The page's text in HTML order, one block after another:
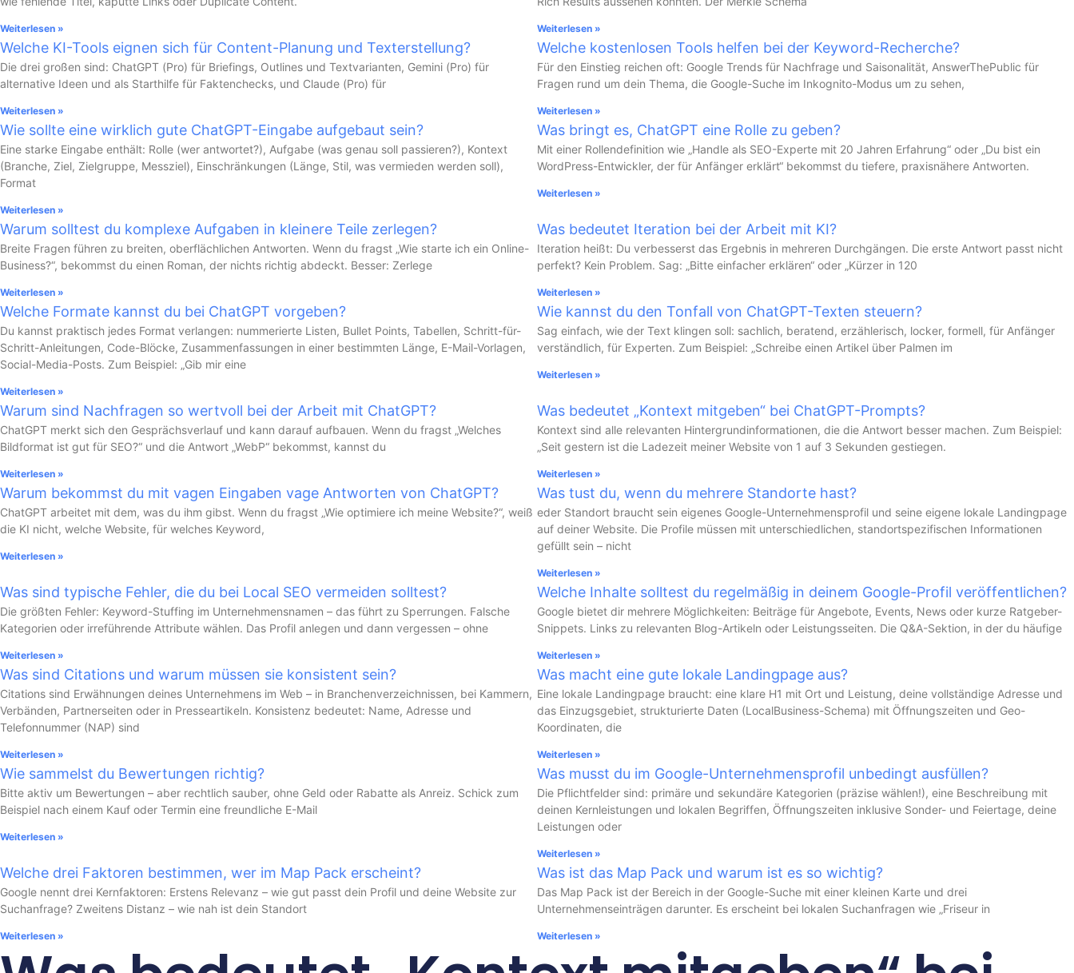
Weiterlesen » Weiterlesen »
Welche KI-Tools eignen sich für Content-Planung und Texterstellung?
Die drei großen sind: ChatGPT (Pro) für Briefings, Outlines und Textvarianten, Gemini (Pro) für
alternative Ideen und als Starthilfe für Faktenchecks, und Claude (Pro) für
Weiterlesen »
Welche kostenlosen Tools helfen bei der Keyword-Recherche?
Für den Einstieg reichen oft: Google Trends für Nachfrage und Saisonalität, AnswerThePublic für
Fragen rund um dein Thema, die Google-Suche im Inkognito-Modus um zu sehen,
Weiterlesen »
Wie sollte eine wirklich gute ChatGPT-Eingabe aufgebaut sein?
Eine starke Eingabe enthält: Rolle (wer antwortet?), Aufgabe (was genau soll passieren?), Kontext
(Branche, Ziel, Zielgruppe, Messziel), Einschränkungen (Länge, Stil, was vermieden werden soll),
Format
Weiterlesen »
Was bringt es, ChatGPT eine Rolle zu geben?
Mit einer Rollendefinition wie „Handle als SEO-Experte mit 20 Jahren Erfahrung“ oder „Du bist ein
WordPress-Entwickler, der für Anfänger erklärt“ bekommst du tiefere, praxisnähere Antworten.
Weiterlesen »
Warum solltest du komplexe Aufgaben in kleinere Teile zerlegen?
Breite Fragen führen zu breiten, oberflächlichen Antworten. Wenn du fragst „Wie starte ich ein Online-
Business?“, bekommst du einen Roman, der nichts richtig abdeckt. Besser: Zerlege
Weiterlesen »
Was bedeutet Iteration bei der Arbeit mit KI?
Iteration heißt: Du verbesserst das Ergebnis in mehreren Durchgängen. Die erste Antwort passt nicht
perfekt? Kein Problem. Sag: „Bitte einfacher erklären“ oder „Kürzer in 120
Weiterlesen »
Welche Formate kannst du bei ChatGPT vorgeben?
Du kannst praktisch jedes Format verlangen: nummerierte Listen, Bullet Points, Tabellen, Schritt-für-
Schritt-Anleitungen, Code-Blöcke, Zusammenfassungen in einer bestimmten Länge, E-Mail-Vorlagen,
Social-Media-Posts. Zum Beispiel: „Gib mir eine
Weiterlesen »
Wie kannst du den Tonfall von ChatGPT-Texten steuern?
Sag einfach, wie der Text klingen soll: sachlich, beratend, erzählerisch, locker, formell, für Anfänger
verständlich, für Experten. Zum Beispiel: „Schreibe einen Artikel über Palmen im
Weiterlesen »
Warum sind Nachfragen so wertvoll bei der Arbeit mit ChatGPT?
ChatGPT merkt sich den Gesprächsverlauf und kann darauf aufbauen. Wenn du fragst „Welches
Bildformat ist gut für SEO?“ und die Antwort „WebP“ bekommst, kannst du
Weiterlesen »
Was bedeutet „Kontext mitgeben“ bei ChatGPT-Prompts?
Kontext sind alle relevanten Hintergrundinformationen, die die Antwort besser machen. Zum Beispiel:
„Seit gestern ist die Ladezeit meiner Website von 1 auf 3 Sekunden gestiegen.
Weiterlesen »
Warum bekommst du mit vagen Eingaben vage Antworten von ChatGPT?
ChatGPT arbeitet mit dem, was du ihm gibst. Wenn du fragst „Wie optimiere ich meine Website?“, weiß
die KI nicht, welche Website, für welches Keyword,
Weiterlesen »
Was tust du, wenn du mehrere Standorte hast?
eder Standort braucht sein eigenes Google-Unternehmensprofil und seine eigene lokale Landingpage
auf deiner Website. Die Profile müssen mit unterschiedlichen, standortspezifischen Informationen
gefüllt sein – nicht
Weiterlesen »
Was sind typische Fehler, die du bei Local SEO vermeiden solltest?
Die größten Fehler: Keyword-Stuffing im Unternehmensnamen – das führt zu Sperrungen. Falsche
Kategorien oder irreführende Attribute wählen. Das Profil anlegen und dann vergessen – ohne
Weiterlesen »
Welche Inhalte solltest du regelmäßig in deinem Google-Profil veröffentlichen?
Google bietet dir mehrere Möglichkeiten: Beiträge für Angebote, Events, News oder kurze Ratgeber-
Snippets. Links zu relevanten Blog-Artikeln oder Leistungsseiten. Die Q&A-Sektion, in der du häufige
Weiterlesen »
Was sind Citations und warum müssen sie konsistent sein?
Citations sind Erwähnungen deines Unternehmens im Web – in Branchenverzeichnissen, bei Kammern,
Verbänden, Partnerseiten oder in Presseartikeln. Konsistenz bedeutet: Name, Adresse und
Telefonnummer (NAP) sind
Weiterlesen »
Was macht eine gute lokale Landingpage aus?
Eine lokale Landingpage braucht: eine klare H1 mit Ort und Leistung, deine vollständige Adresse und
das Einzugsgebiet, strukturierte Daten (LocalBusiness-Schema) mit Öffnungszeiten und Geo-
Koordinaten, die
Weiterlesen »
Wie sammelst du Bewertungen richtig?
Bitte aktiv um Bewertungen – aber rechtlich sauber, ohne Geld oder Rabatte als Anreiz. Schick zum
Beispiel nach einem Kauf oder Termin eine freundliche E-Mail
Weiterlesen »
Was musst du im Google-Unternehmensprofil unbedingt ausfüllen?
Die Pflichtfelder sind: primäre und sekundäre Kategorien (präzise wählen!), eine Beschreibung mit
deinen Kernleistungen und lokalen Begriffen, Öffnungszeiten inklusive Sonder- und Feiertage, deine
Leistungen oder
Weiterlesen »
Welche drei Faktoren bestimmen, wer im Map Pack erscheint?
Google nennt drei Kernfaktoren: Erstens Relevanz – wie gut passt dein Profil und deine Website zur
Suchanfrage? Zweitens Distanz – wie nah ist dein Standort
Weiterlesen »
Was ist das Map Pack und warum ist es so wichtig?
Das Map Pack ist der Bereich in der Google-Suche mit einer kleinen Karte und drei
Unternehmenseinträgen darunter. Es erscheint bei lokalen Suchanfragen wie „Friseur in
Weiterlesen »